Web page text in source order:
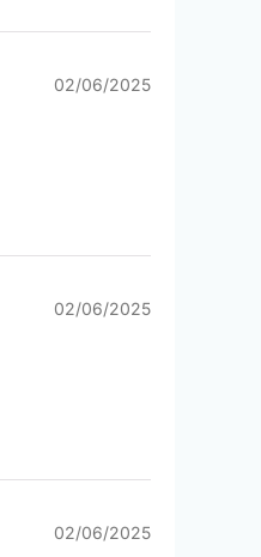
02/06/2025
02/06/2025
02/06/2025